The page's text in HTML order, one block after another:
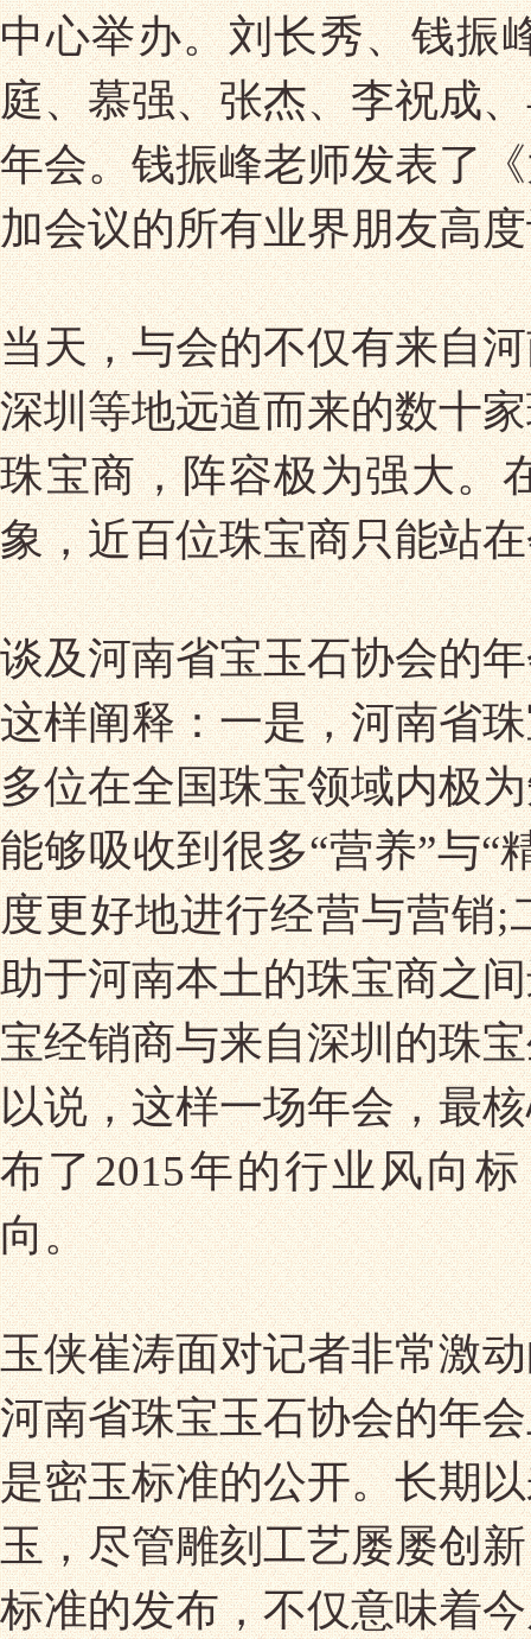
中心举办。刘长秀、钱振
庭、慕强、张杰、李祝成
年会。钱振峰老师发表了
加会议的所有业界朋友高
当天，与会的不仅有来自
深圳等地远道而来的数十
珠宝商，阵容极为强大。
象，近百位珠宝商只能站
谈及河南省宝玉石协会的
这样阐释：一是，河南省
多位在全国珠宝领域内极
能够吸收到很多“营养”与“
度更好地进行经营与营销;
助于河南本土的珠宝商之
宝经销商与来自深圳的珠
以说，这样一场年会，最
布了2015年的行业风向
向。
玉侠崔涛面对记者非常激
河南省珠宝玉石协会的年
是密玉标准的公开。长期
玉，尽管雕刻工艺屡屡创
标准的发布，不仅意味着